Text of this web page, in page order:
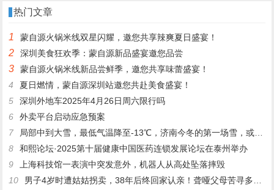
红军城
热门文章
1 蒙自源火锅米线双星闪耀，邀您共享辣爽夏日盛宴！
2 深圳美食狂欢季：蒙自源新品盛宴邀您品尝
3
蒙自源火锅米线新品尝鲜季，邀您共享味蕾盛宴！
4
夏日燃情，蒙自源深圳站邀您共赴美食盛宴！
5
深圳外地车2025年4月26日周六限行吗
6
外卖平台启动应急预案
7
局部中到大雪，最低气温降至-13℃，济南今冬的第一场雪，或跟去年同一时间！
8
和熙论坛·2025第十届健康中国医药连锁发展论坛在泰州举办
9
上海科技馆一表演中突发意外，机器人从高处坠落摔毁
10
男子4岁时遭姑姑拐卖，38年后终回家认亲！聋哑父母苦寻多年，母亲已抱憾离世丨红星寻人